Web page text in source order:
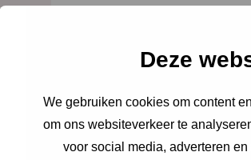
Deze
We gebruiken cookies om content
om ons websiteverkeer te
voor social media, adverteren
Juist op het moment dat
directeur-bestuurder van
Lees meer